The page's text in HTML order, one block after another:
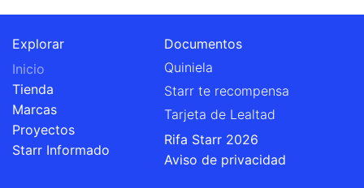
Explorar
Inicio
Tienda
Marcas
Proyectos
Starr Informado
Documentos
Quiniela
Starr te recompensa
Tarjeta de Lealtad
Rifa Starr 2026
Aviso de privacidad